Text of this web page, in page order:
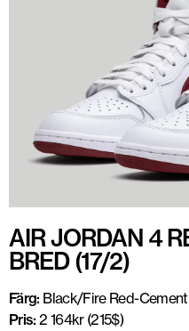
AIR JORDAN 4
BRED (17/2)
Färg: Black/Fire Red-
Pris: 2 164kr (215$)